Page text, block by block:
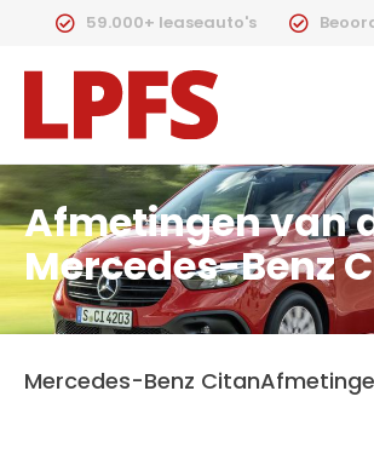
59.000+ leaseauto's
Afmetingen van
Mercedes-Benz
Mercedes-Benz Citan